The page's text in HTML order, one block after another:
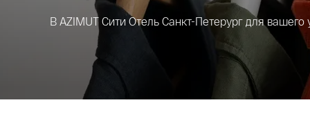
В AZIMUT Сити Отель Санкт-Петерург для вашего